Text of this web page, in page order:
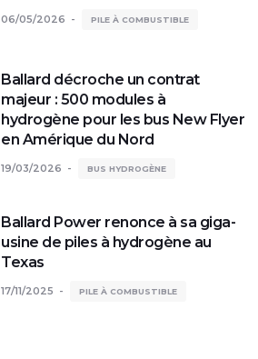
06/05/2026 PILE À COMBUSTIBLE
Ballard décroche un contrat
majeur : 500 modules à
hydrogène pour les bus New Flyer
en Amérique du Nord
19/03/2026 BUS HYDROGÈNE
Ballard Power renonce à sa giga-
usine de piles à hydrogène au
Texas
17/11/2025 PILE À COMBUSTIBLE